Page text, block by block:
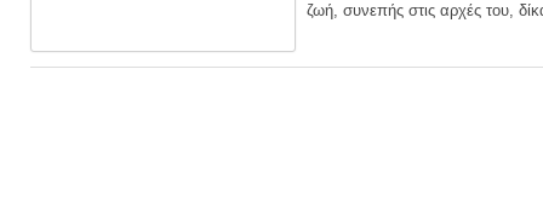
ζωή, συνεπής στις αρχές του,